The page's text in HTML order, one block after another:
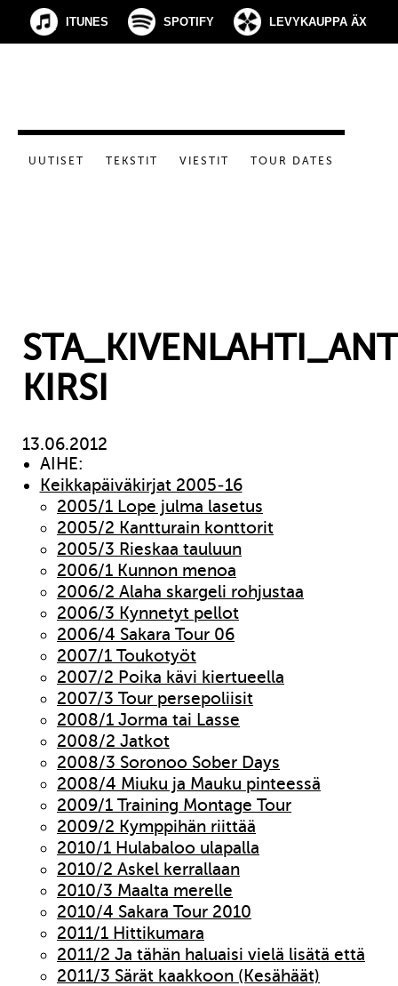
ITUNES SPOTIFY LEVYKAUPPA ÄX
UUTISET TEKSTIT VIESTIT TOUR DATES
KIRSI
13.06.2012
AIHE:
Keikkapäiväkirjat 2005-16
2005/1 Lope julma lasetus
2005/2 Kantturain konttorit
2005/3 Rieskaa tauluun
2006/1 Kunnon menoa
2006/2 Alaha skargeli rohjustaa
2006/3 Kynnetyt pellot
2006/4 Sakara Tour 06
2007/1 Toukotyöt
2007/2 Poika kävi kiertueella
2007/3 Tour persepoliisit
2008/1 Jorma tai Lasse
2008/2 Jatkot
2008/3 Soronoo Sober Days
2008/4 Miuku ja Mauku pinteessä
2009/1 Training Montage Tour
2009/2 Kymppihän riittää
2010/1 Hulabaloo ulapalla
2010/2 Askel kerrallaan
2010/3 Maalta merelle
2010/4 Sakara Tour 2010
2011/1 Hittikumara
2011/2 Ja tähän haluaisi vielä lisätä että
2011/3 Särät kaakkoon (Kesähäät)